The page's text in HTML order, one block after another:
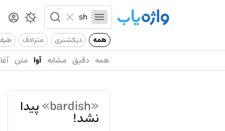
همه دیکشنری مترادف
همه دقیق مشابه آوا متن
«bardish» پیدا
نشد!